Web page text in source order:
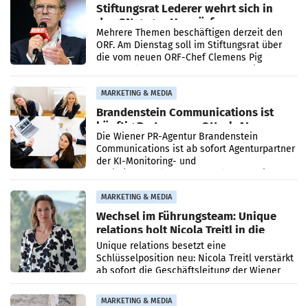
Stiftungsrat Lederer wehrt sich in
den SN gegen Vorwürfe
Mehrere Themen beschäftigen derzeit den
ORF. Am Dienstag soll im Stiftungsrat über
die vom neuen ORF-Chef Clemens Pig
MARKETING & MEDIA
Brandenstein Communications ist
künftig Partner von OtterlyAI
Die Wiener PR-Agentur Brandenstein
Communications ist ab sofort Agenturpartner
der KI-Monitoring- und
MARKETING & MEDIA
Wechsel im Führungsteam: Unique
relations holt Nicola Treitl in die
Geschäftsleitung
Unique relations besetzt eine
Schlüsselposition neu: Nicola Treitl verstärkt
ab sofort die Geschäftsleitung der Wiener
PR-Agentur an der Seite von Josef Kalina und
Anna Kalina-Mahr.
MARKETING & MEDIA